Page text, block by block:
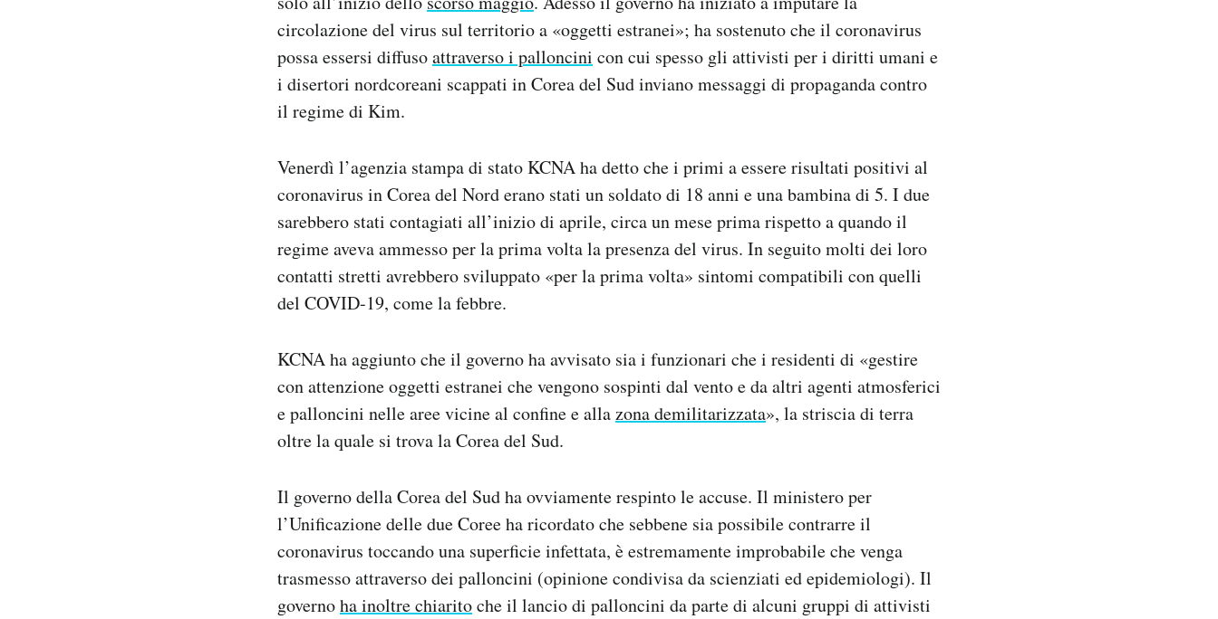
circolazione del virus sul territorio a «oggetti estranei»; ha sostenuto che il coronavirus
possa essersi diffusoattraverso i palloncini con cui spesso gli attivisti per i diritti umani e
i disertori nordcoreani scappati in Corea del Sud inviano messaggi di propaganda contro
il regime di Kim.
Venerdì l’agenzia stampa di stato KCNA ha detto che i primi a essere risultati positivi al
coronavirus in Corea del Nord erano stati un soldato di 18 anni e una bambina di 5. I due
sarebbero stati contagiati all’inizio di aprile, circa un mese prima rispetto a quando il
regime aveva ammesso per la prima volta la presenza del virus. In seguito molti dei loro
contatti stretti avrebbero sviluppato «per la prima volta» sintomi compatibili con quelli
del COVID-19, come la febbre.
KCNA ha aggiunto che il governo ha avvisato sia i funzionari che i residenti di «gestire
con attenzione oggetti estranei che vengono sospinti dal vento e da altri agenti atmosferici
e palloncini nelle aree vicine al confine e allazona demilitarizzata», la striscia di terra
oltre la quale si trova la Corea del Sud.
Il governo della Corea del Sud ha ovviamente respinto le accuse. Il ministero per
l’Unificazione delle due Coree ha ricordato che sebbene sia possibile contrarre il
coronavirus toccando una superficie infettata, è estremamente improbabile che venga
trasmesso attraverso dei palloncini (opinione condivisa da scienziati ed epidemiologi). Il
governoha inoltre chiaritoche il lancio di palloncini da parte di alcuni gruppi di attivisti